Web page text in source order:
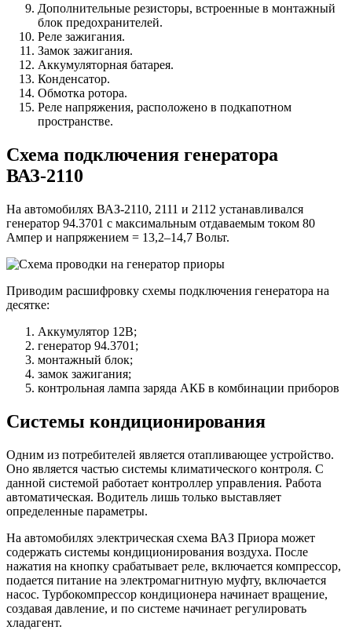
Дополнительные резисторы, встроенные в монтажный
блок предохранителей.
Реле зажигания.
Замок зажигания.
Аккумуляторная батарея.
Конденсатор.
Обмотка ротора.
Реле напряжения, расположено в подкапотном
пространстве.
Схема подключения генератора
ВАЗ-2110
На автомобилях ВАЗ-2110, 2111 и 2112 устанавливался
генератор 94.3701 с максимальным отдаваемым током 80
Ампер и напряжением = 13,2–14,7 Вольт.
Приводим расшифровку схемы подключения генератора на
десятке:
Аккумулятор 12В;
генератор 94.3701;
монтажный блок;
замок зажигания;
контрольная лампа заряда АКБ в комбинации приборов
Системы кондиционирования
Одним из потребителей является отапливающее устройство.
Оно является частью системы климатического контроля. С
данной системой работает контроллер управления. Работа
автоматическая. Водитель лишь только выставляет
определенные параметры.
На автомобилях электрическая схема ВАЗ Приора может
содержать системы кондиционирования воздуха. После
нажатия на кнопку срабатывает реле, включается компрессор,
подается питание на электромагнитную муфту, включается
насос. Турбокомпрессор кондиционера начинает вращение,
создавая давление, и по системе начинает регулировать
хладагент.